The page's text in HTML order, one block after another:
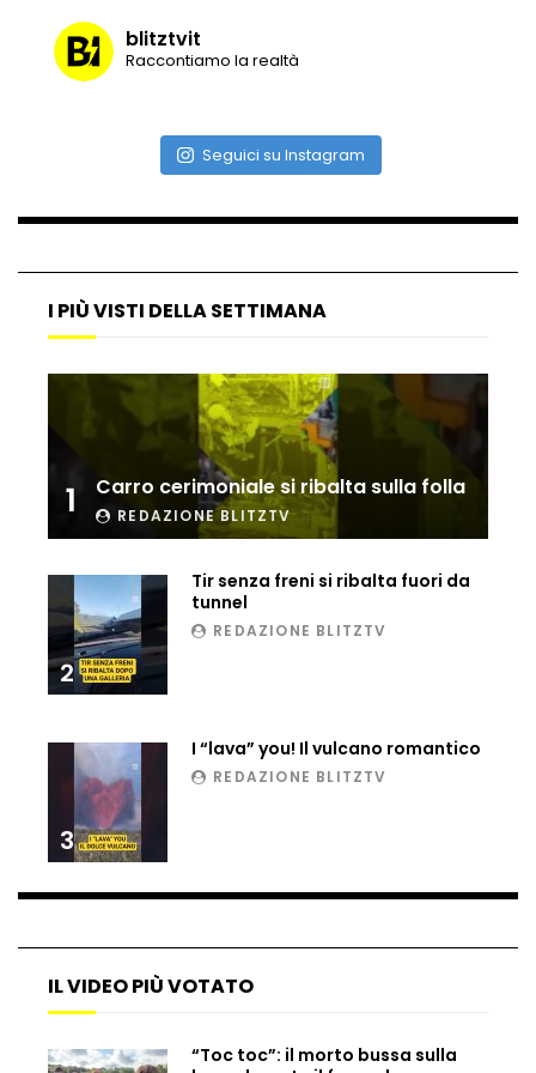
male
Incidente aereo a Mogadiscio, aereo
perde il controllo
i droni russi
Tir bloccato sul passaggio a livello:
Parco divertimenti, attrazione cede
all’improvviso
tragedia a Petén
Russia sotto zero: fiumi congelati e navi
rompighiaccio a Mosca
blitztvit
Raccontiamo la realtà
Seguici su Instagram
I PIÙ VISTI DELLA SETTIMANA
1 Carro cerimoniale si ribalta sulla folla
REDAZIONE BLITZTV
2
Tir senza freni si ribalta fuori da
tunnel
REDAZIONE BLITZTV
3
I “lava” you! Il vulcano romantico
REDAZIONE BLITZTV
IL VIDEO PIÙ VOTATO
“Toc toc”: il morto bussa sulla